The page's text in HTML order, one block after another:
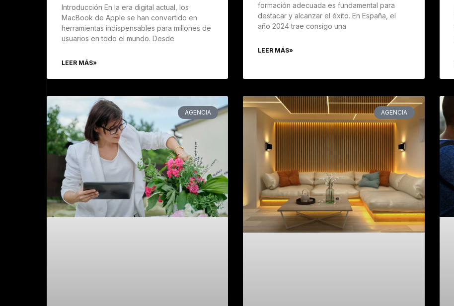
Introducción En la era digital actual, los
MacBook de Apple se han convertido en
herramientas indispensables para millones de
usuarios en todo el mundo. Desde
LEER MÁS»
formación adecuada es fundamental para
destacar y alcanzar el éxito. En España, el
año 2024 trae consigo una
LEER MÁS»
AGENCIA AGENCIA